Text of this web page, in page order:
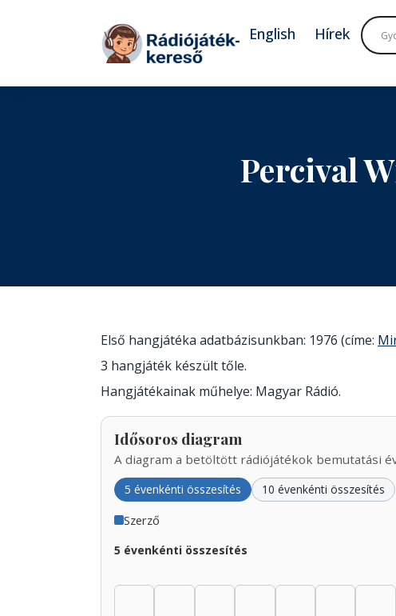
Tovább a tartalomhoz
English Hírek
Percival
Első hangjátéka adatbázisunkban: 1976 (címe:
3 hangjáték készült tőle.
Hangjátékainak műhelye: Magyar Rádió.
Idősoros diagram
A diagram a betöltött rádiójátékok bemutatási
5 évenkénti összesítés 10 évenkénti összesítés
Szerző
5 évenkénti összesítés